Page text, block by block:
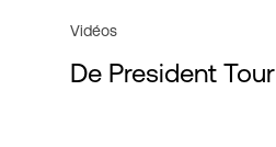
Partenaires
Vidéos
De President Tour